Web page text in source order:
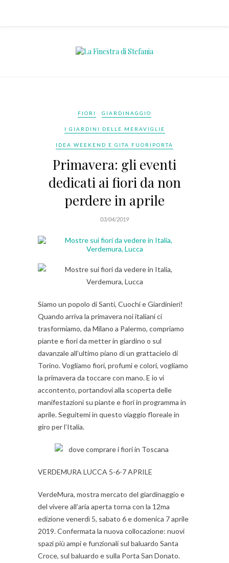
FIORI GIARDINAGGIO
I GIARDINI DELLE MERAVIGLIE
IDEA WEEKEND E GITA FUORIPORTA
Primavera: gli eventi
dedicati ai fiori da non
perdere in aprile
03/04/2019
Siamo un popolo di Santi, Cuochi e Giardinieri!
Quando arriva la primavera noi italiani ci
trasformiamo, da Milano a Palermo, compriamo
piante e fiori da metter in giardino o sul
davanzale all’ultimo piano di un grattacielo di
Torino. Vogliamo fiori, profumi e colori, vogliamo
la primavera da toccare con mano. E io vi
accontento, portandovi alla scoperta delle
manifestazioni su piante e fiori in programma in
aprile. Seguitemi in questo viaggio floreale in
giro per l’Italia.
VERDEMURA LUCCA 5-6-7 APRILE
VerdeMura, mostra mercato del giardinaggio e
del vivere all’aria aperta torna con la 12ma
edizione venerdì 5, sabato 6 e domenica 7 aprile
2019. Confermata la nuova collocazione: nuovi
spazi più ampi e funzionali sul baluardo Santa
Croce, sul baluardo e sulla Porta San Donato.